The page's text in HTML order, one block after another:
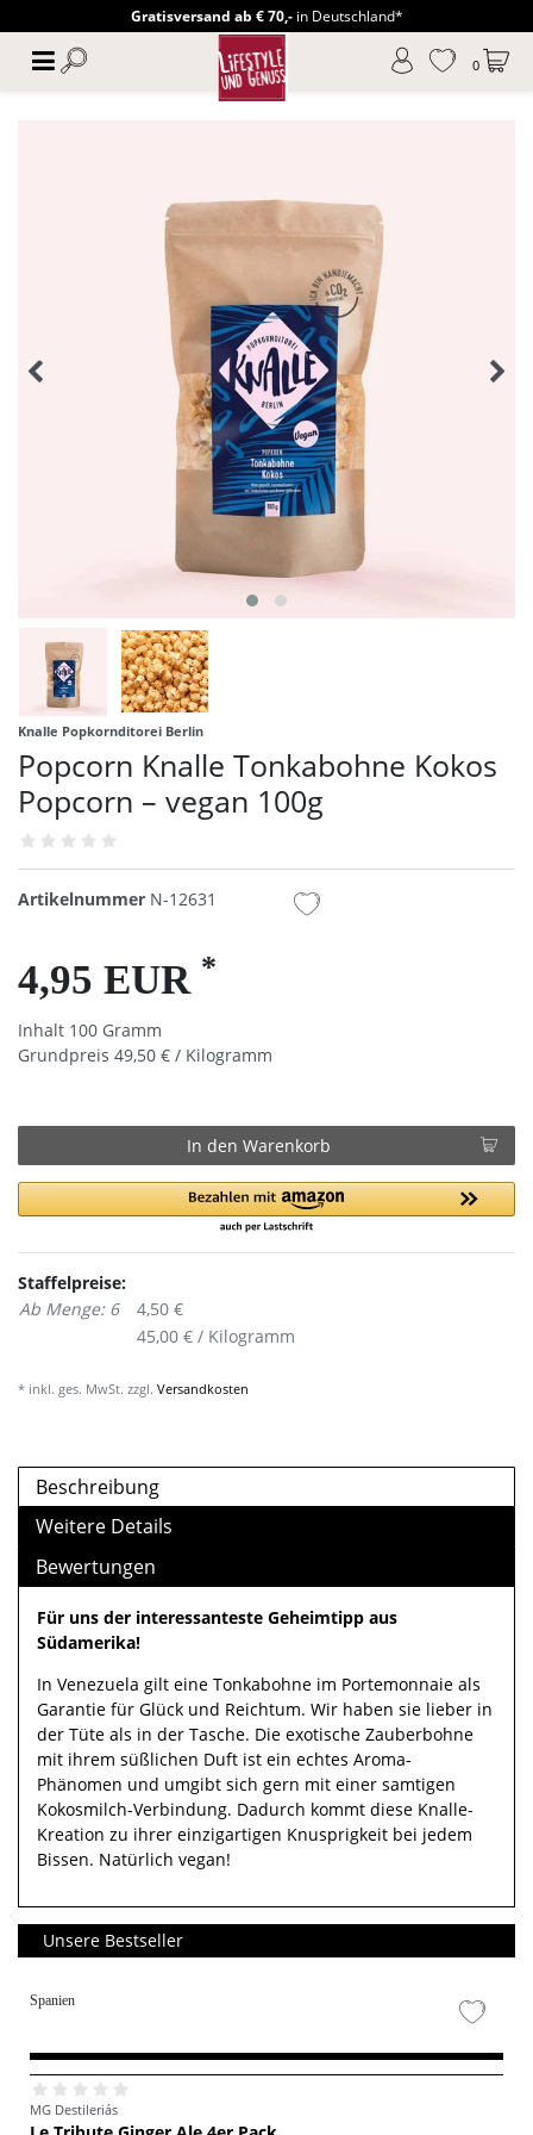
Gratisversand ab € 70,-in Deutschland*
0
Knalle Popkornditorei Berlin
Popcorn Knalle Tonkabohne Kokos
Popcorn – vegan 100g
Artikelnummer N-12631
4,95 EUR *
Inhalt 100 Gramm
Grundpreis 49,50 € / Kilogramm
In den Warenkorb
Staffelpreise:
Ab Menge: 6
4,50 €
45,00 € / Kilogramm
* inkl. ges. MwSt. zzgl. Versandkosten
Beschreibung
Weitere Details
Bewertungen
Für uns der interessanteste Geheimtipp aus
Südamerika!
In Venezuela gilt eine Tonkabohne im Portemonnaie als
Garantie für Glück und Reichtum. Wir haben sie lieber in
der Tüte als in der Tasche. Die exotische Zauberbohne
mit ihrem süßlichen Duft ist ein echtes Aroma-
Phänomen und umgibt sich gern mit einer samtigen
Kokosmilch-Verbindung. Dadurch kommt diese Knalle-
Kreation zu ihrer einzigartigen Knusprigkeit bei jedem
Bissen. Natürlich vegan!
Unsere Bestseller
Spanien
MG Destileriás